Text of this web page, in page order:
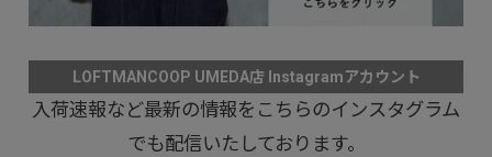
LOFTMANCOOP UMEDA店 Instagramアカウント
入荷速報など最新の情報をこちらのインスタグラム
でも配信いたしております。